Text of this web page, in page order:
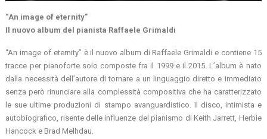
“An image of eternity”
Il nuovo album del pianista Raffaele Grimaldi
“An image of eternity” è il nuovo album di Raffaele Grimaldi e contiene 15
tracce per pianoforte solo composte fra il 1999 e il 2015. L’album è nato
dalla necessità dell’autore di tornare a un linguaggio diretto e immediato
senza però rinunciare alla complessità compositiva che ha caratterizzato
le sue ultime produzioni di stampo avanguardistico. Il disco, intimista e
autobiografico, risente delle influenze del pianismo di Keith Jarrett, Herbie
Hancock e Brad Melhdau.